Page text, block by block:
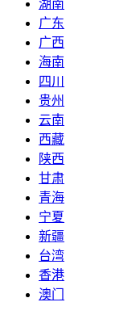
湖南
广东
广西
海南
四川
贵州
云南
西藏
陕西
甘肃
青海
宁夏
新疆
台湾
香港
澳门